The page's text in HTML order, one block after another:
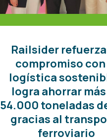
Railsider
compromiso con
logística
logra ahorrar
54.000 toneladas
gracias al
ferroviario